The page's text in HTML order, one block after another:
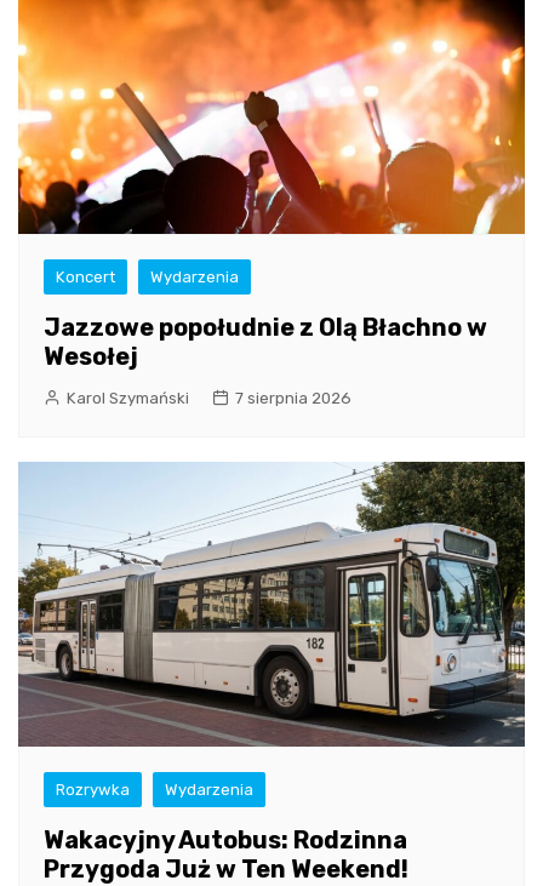
Koncert Wydarzenia
Jazzowe popołudnie z Olą Błachno w
Wesołej
Karol Szymański 7 sierpnia 2026
Rozrywka Wydarzenia
Wakacyjny Autobus: Rodzinna
Przygoda Już w Ten Weekend!